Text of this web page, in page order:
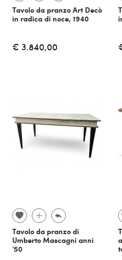
Tavolo da pranzo Art Decò
in radica di noce, 1940
€ 3.840,00
Tavolo da pranzo di
Umberto Mascagni anni
'50